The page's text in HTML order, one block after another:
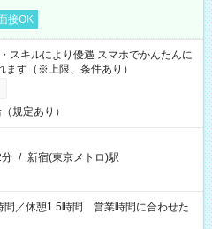
接OK
キルにより優遇 スマホでかんたんに
ます（※上限、条件あり）
規定あり）
/ 新宿(東京メトロ)駅